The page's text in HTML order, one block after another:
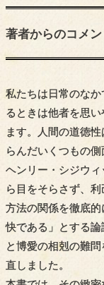
著者からのコメン
私たちは日常のな
るときは他者を思
ます。人間の道徳
らんだいくつもの側
ヘンリー・シジウ
ら目をそらさず、
方法の関係を徹底
快である」とする論
と博愛の相剋の難
直しました。